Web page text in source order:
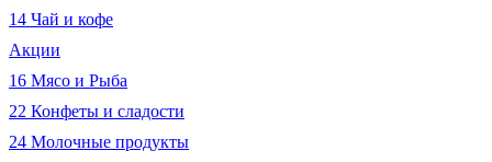
14 Чай и кофе
Акции
16 Мясо и Рыба
22 Конфеты и сладости
24 Молочные продукты